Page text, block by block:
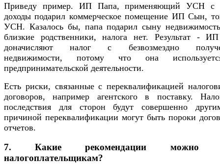
Приведу пример. ИП Папа, применяющий УСН с
доходы подарил коммерческое помещение ИП Сын,
УСН. Казалось бы, папа подарил сыну
близкие родственники, налога нет. Результат -
доначисляют налог с безвозмездно
недвижимости, потому что она
предпринимательской деятельности.
Есть риски, связанные с переквалификацией
договоров, например агентского в поставку.
последствия для сторон будут совершенно
причиной переквалификации могут быть пороки
отчетов.
7. Какие рекомендации можно
налогоплательщикам?